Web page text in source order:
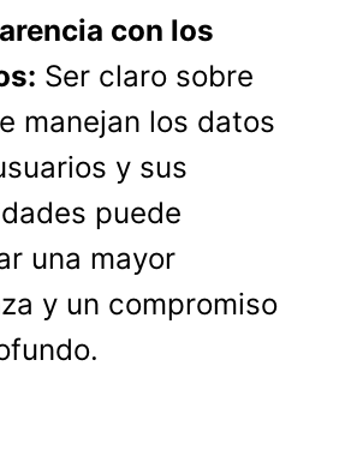
con los
Ser claro sobre
manejan los datos
y sus
puede
una mayor
y un compromiso